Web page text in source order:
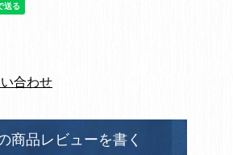
合わせ
商品レビューを書く